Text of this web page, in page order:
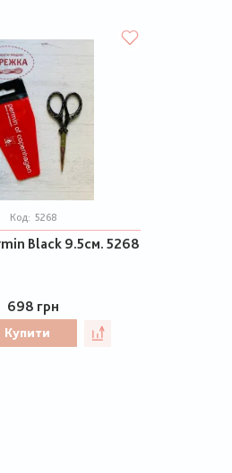
Код: 5268
Black 9.5см. 5268
698 грн
Купити